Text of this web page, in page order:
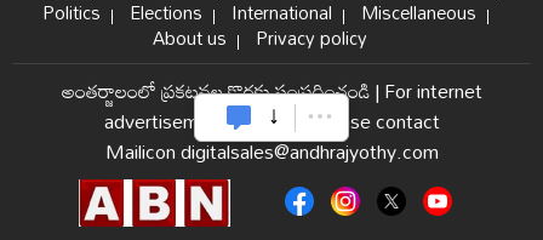
Politics Elections International Miscellaneous
About us Privacy policy
అంతర్జాలంలో ప్రకటనల కొరకు సంప్రదించండి|For internet
advertisement and sales please contact
Mailicon digitalsales@andhrajyothy.com